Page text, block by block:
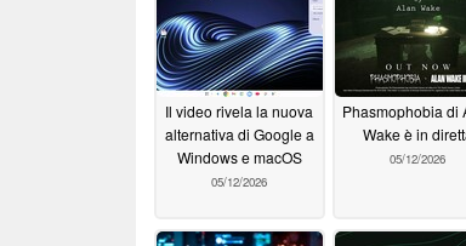
Il video rivela la nuova
alternativa di Google a
Windows e macOS
05/12/2026
Phasmophobia di
Wake è in
05/12/2026